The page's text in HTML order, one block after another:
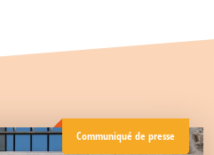
Communiqué de presse